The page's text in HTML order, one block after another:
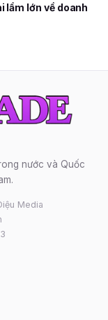
lầm lớn về doanh
nước và Quốc
Media